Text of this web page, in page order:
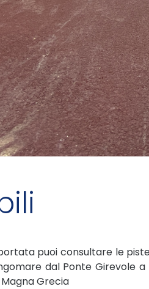
puoi consultare le
dal Ponte Girevole
Grecia